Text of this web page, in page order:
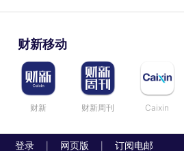
财新移动
财新 财新周刊 Caixin
登录 网页版 订阅电邮